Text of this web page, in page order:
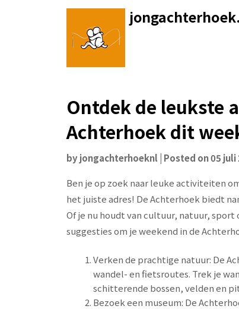
Ontdek de leukste
Achterhoek dit
byjongachterhoeknl Posted on05 juli
Ben je op zoek naar leuke activiteiten
het juiste adres! De Achterhoek biedt
Of je nu houdt van cultuur, natuur,
suggesties om je weekend in de
Verken de prachtige natuur: De
wandel- en fietsroutes. Trek je
schitterende bossen, velden en
Bezoek een museum: De